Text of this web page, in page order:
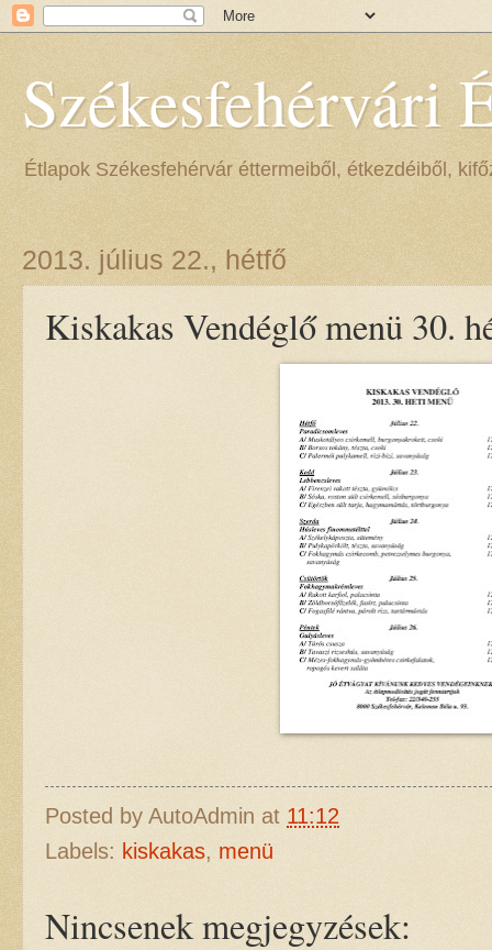
Székesfehérvári
Étlapok Székesfehérvár éttermeiből, étkezdéiből,
2013. július 22., hétfő
Kiskakas Vendéglő menü 30.
Posted by AutoAdmin at 11:12
Labels: kiskakas, menü
Nincsenek megjegyzések: